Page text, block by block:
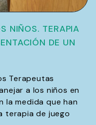
NIÑOS. TERAPIA
DE UN
Terapeutas
a los niños en
la medida que han
terapia de juego